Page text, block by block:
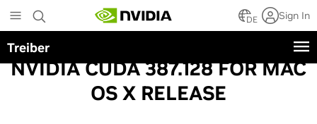
to
main
content
DE Sign In
Treiber
NVIDIA CUDA 387.128 FOR MAC
OS X RELEASE